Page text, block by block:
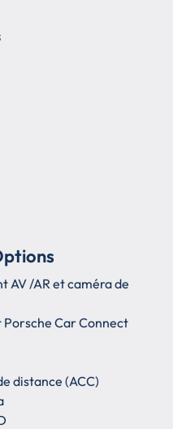
AV /AR et caméra de
Car Connect
distance (ACC)